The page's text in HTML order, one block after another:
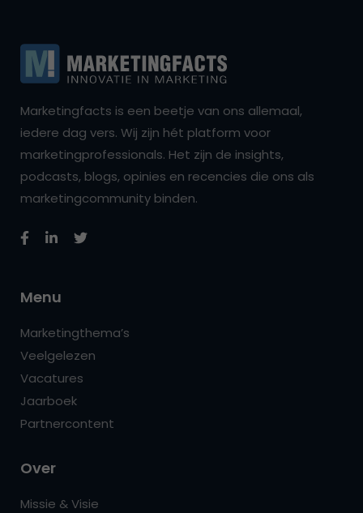
Marketingfacts is een beetje van ons allemaal,
iedere dag vers. Wij zijn hét platform voor
marketingprofessionals. Het zijn de insights,
podcasts, blogs, opinies en recencies die ons als
marketingcommunity binden.
Menu
Marketingthema’s
Veelgelezen
Vacatures
Jaarboek
Partnercontent
Over
Missie & Visie